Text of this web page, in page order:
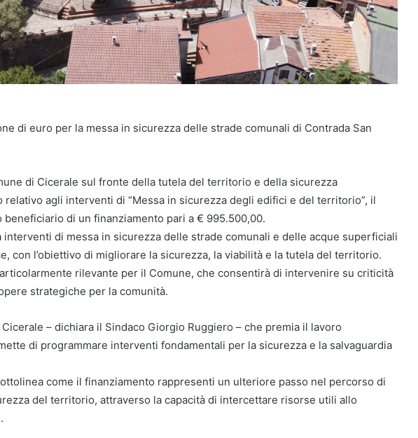
di euro per la messa in sicurezza delle strade comunali di Contrada San
di Cicerale sul fronte della tutela del territorio e della sicurezza
agli interventi di “Messa in sicurezza degli edifici e del territorio”, il
di un finanziamento pari a € 995.500,00.
interventi di messa in sicurezza delle strade comunali e delle acque superficiali
con l’obiettivo di migliorare la sicurezza, la viabilità e la tutela del territorio.
rilevante per il Comune, che consentirà di intervenire su criticità
strategiche per la comunità.
– dichiara il Sindaco Giorgio Ruggiero – che premia il lavoro
di programmare interventi fondamentali per la sicurezza e la salvaguardia
come il finanziamento rappresenti un ulteriore passo nel percorso di
del territorio, attraverso la capacità di intercettare risorse utili allo